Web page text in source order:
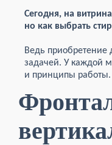
Сегодня, на
но как выбрать
Ведь приобретение
задачей. У каждой
и принципы